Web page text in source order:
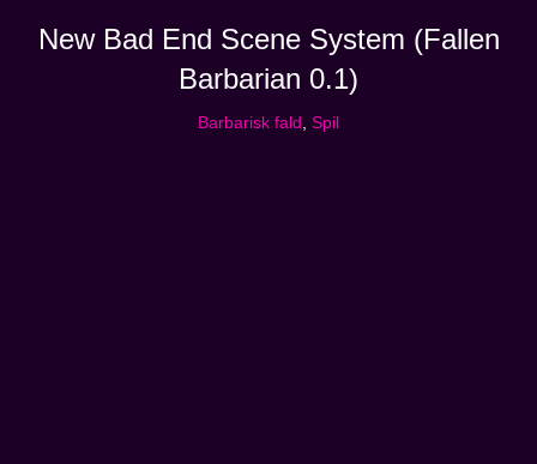
New Bad End Scene System (Fallen
Barbarian 0.1)
Barbarisk fald , Spil